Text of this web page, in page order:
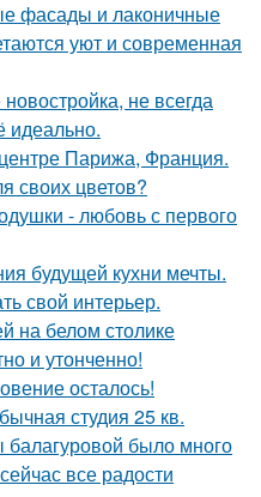
фасады и лаконичные
уют и современная
не всегда
идеально.
Парижа, Франция.
своих цветов?
- любовь с первого
будущей кухни мечты.
свой интерьер.
на белом столике
и утонченно!
осталось!
студия 25 кв.
было много
все радости